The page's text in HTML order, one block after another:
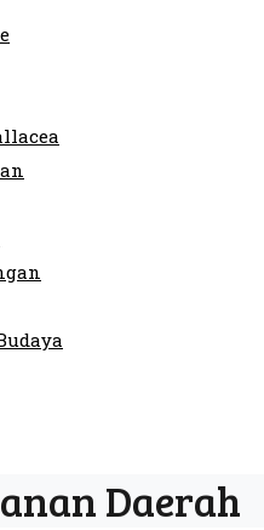
Daerah